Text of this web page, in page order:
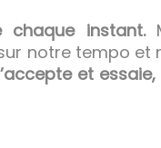
instant.
notre tempo et
et